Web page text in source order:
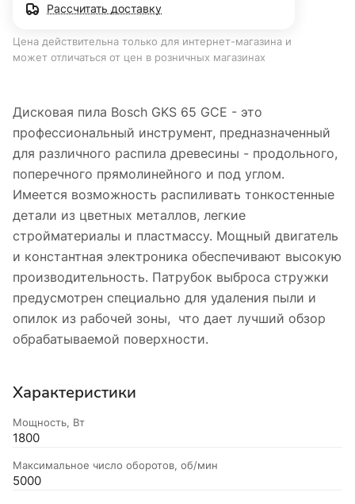
Рассчитать доставку
Цена действительна только для интернет-магазина и
может отличаться от цен в розничных магазинах
Дисковая пила Bosch GKS 65 GCE - это
профессиональный инструмент, предназначенный
для различного распила древесины - продольного,
поперечного прямолинейного и под углом.
Имеется возможность распиливать тонкостенные
детали из цветных металлов, легкие
стройматериалы и пластмассу. Мощный двигатель
и константная электроника обеспечивают высокую
производительность. Патрубок выброса стружки
предусмотрен специально для удаления пыли и
опилок из рабочей зоны, что дает лучший обзор
обрабатываемой поверхности.
Характеристики
Мощность, Вт
1800
Максимальное число оборотов, об/мин
5000